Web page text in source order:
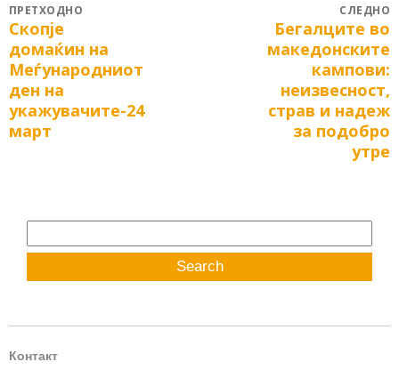
Post
navigation
ПРЕТХОДНО
Previous
post:
Скопје
домаќин на
Меѓународниот
ден на
укажувачите-24
март
СЛЕДНО
Next
post:
Бегалците во
македонските
кампови:
неизвесност,
страв и надеж
за подобро
утре
for:
Контакт